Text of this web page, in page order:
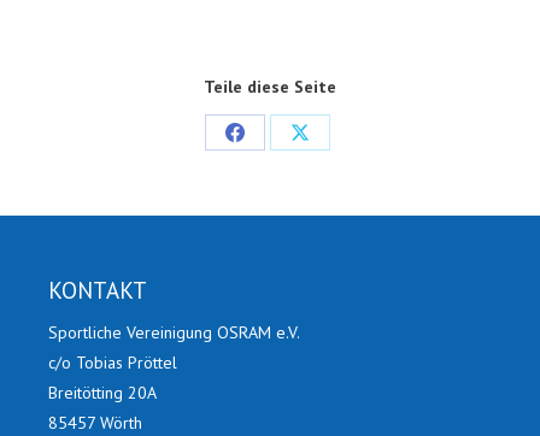
Teile diese Seite
Share
Facebook
Share
X
KONTAKT
Sportliche Vereinigung OSRAM e.V.
c/o Tobias Pröttel
Breitötting 20A
85457 Wörth